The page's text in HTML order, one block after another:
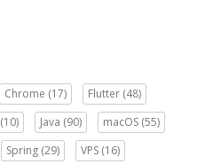
Chrome (17) Flutter (48)
(10) Java (90) macOS (55)
Spring (29) VPS (16)